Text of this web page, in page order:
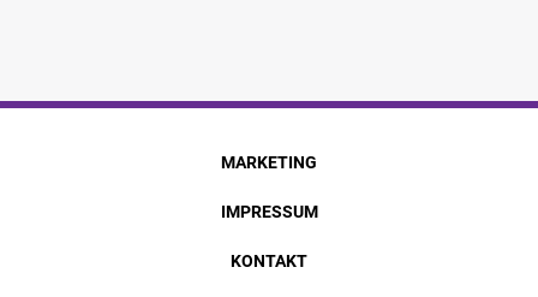
MARKETING
IMPRESSUM
KONTAKT